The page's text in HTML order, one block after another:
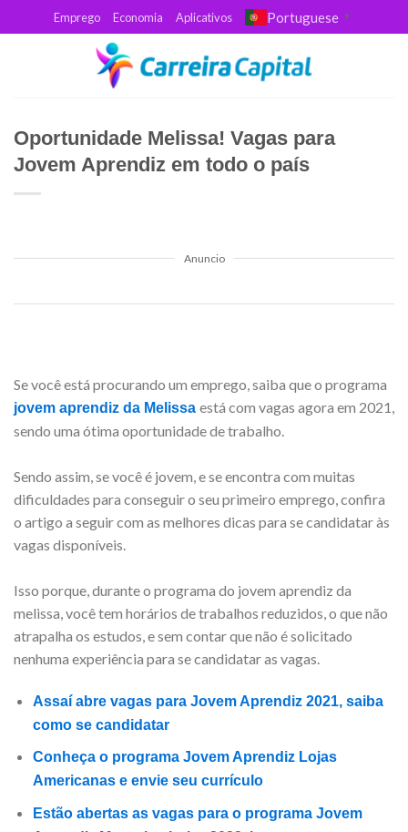
to
Emprego Economia Aplicativos Portuguese ▼
Oportunidade Melissa! Vagas para
Jovem Aprendiz em todo o país
Anuncio
Se você está procurando um emprego, saiba que o programa
jovem aprendiz da Melissa está com vagas agora em 2021,
sendo uma ótima oportunidade de trabalho.
Sendo assim, se você é jovem, e se encontra com muitas
dificuldades para conseguir o seu primeiro emprego, confira
o artigo a seguir com as melhores dicas para se candidatar às
vagas disponíveis.
Isso porque, durante o programa do jovem aprendiz da
melissa, você tem horários de trabalhos reduzidos, o que não
atrapalha os estudos, e sem contar que não é solicitado
nenhuma experiência para se candidatar as vagas.
Assaí abre vagas para Jovem Aprendiz 2021, saiba
como se candidatar
Conheça o programa Jovem Aprendiz Lojas
Americanas e envie seu currículo
Estão abertas as vagas para o programa Jovem